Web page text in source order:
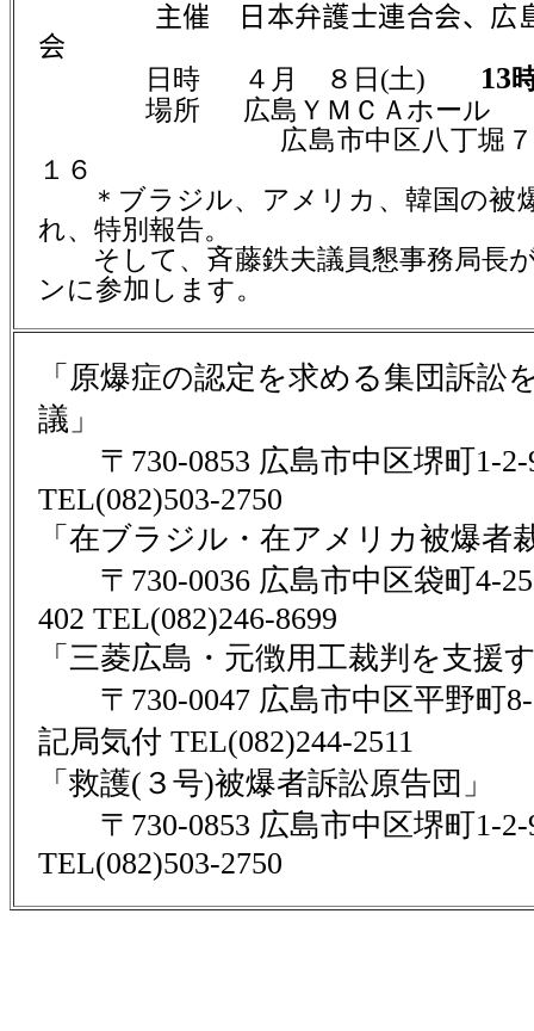
主催 日本弁護士連合会、広
会
日時
４月 ８日(土) 13
場所
広島ＹＭＣＡホール
広島市中区八丁堀７
１６
＊ブラジル、アメリカ、韓国の被
れ、特別報告。
そして、斉藤鉄夫議員懇事務局長
ンに参加します。
「原爆症の認定を求める集団訴訟
議」
〒730-0853 広島市中区堺町1-2-
TEL(082)503-2750
「在ブラジル・在アメリカ被爆者
〒730-0036 広島市中区袋町4-25
402 TEL(082)246-8699
「三菱広島・元徴用工裁判を支援
〒730-0047 広島市中区平野町8-
記局気付 TEL(082)244-2511
「救護(３号)被爆者訴訟原告団」
〒730-0853 広島市中区堺町1-2-
TEL(082)503-2750